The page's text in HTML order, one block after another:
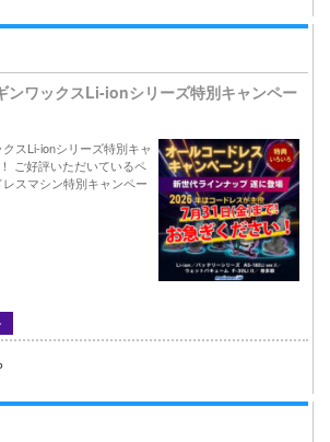
ンワックスLi-ionシリーズ特別キャンペー
スLi-ionシリーズ特別キャ
ご好評いただいているペ
スマシン特別キャンペー